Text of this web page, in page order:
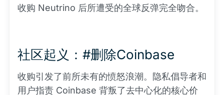
收购 Neutrino 后所遭受的全球反弹完全吻合。
社区起义：#删除Coinbase
收购引发了前所未有的愤怒浪潮。隐私倡导者和
用户指责 Coinbase 背叛了去中心化的核心价